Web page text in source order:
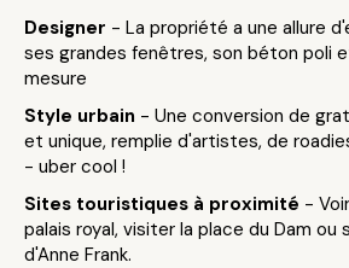
Designer - La propriété a une allure
ses grandes fenêtres, son béton poli
mesure
Style urbain - Une conversion de
et unique, remplie d'artistes, de
- uber cool !
Sites touristiques à proximité -
palais royal, visiter la place du Dam ou
d'Anne Frank.